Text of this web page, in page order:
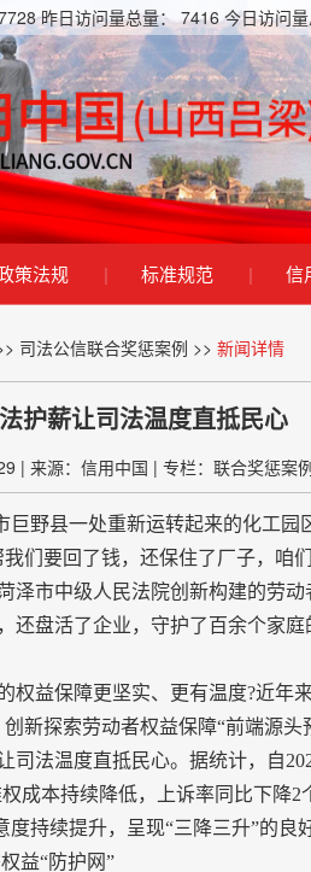
昨日访问量总量： 7416 今日访问量
策法规 | 标准规范 | 信
司法公信联合奖惩案例 >> 新闻详情
护薪让司法温度直抵民心
| 来源：信用中国 | 专栏：联合奖惩案
野县一处重新运转起来的化工园
们要回了钱，还保住了厂子，咱
市中级人民法院创新构建的劳动
还盘活了企业，守护了百余个家
益保障更坚实、更有温度?近年来
创新探索劳动者权益保障“前端源
司法温度直抵民心。据统计，自
成本持续降低，上诉率同比下降
度持续提升，呈现“三降三升”的良
益“防护网”